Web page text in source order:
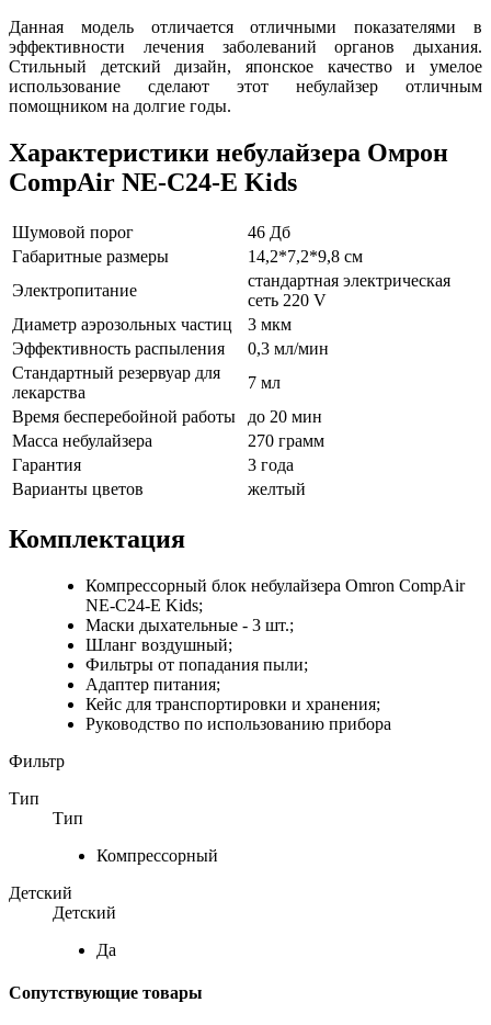
Данная модель отличается отличными показателями в
эффективности лечения заболеваний органов дыхания.
Стильный детский дизайн, японское качество и умелое
использование сделают этот небулайзер отличным
помощником на долгие годы.
Характеристики небулайзера Омрон
CompAir NE-C24-E Kids
Шумовой порог
46 Дб
Габаритные размеры
14,2*7,2*9,8 см
Электропитание
стандартная электрическая
сеть 220 V
Диаметр аэрозольных частиц
3 мкм
Эффективность распыления
0,3 мл/мин
Стандартный резервуар для
лекарства
7 мл
Время бесперебойной работы
до 20 мин
Масса небулайзера
270 грамм
Гарантия
3 года
Варианты цветов
желтый
Комплектация
Компрессорный блок небулайзера Omron CompAir
NE-C24-E Kids;
Маски дыхательные - 3 шт.;
Шланг воздушный;
Фильтры от попадания пыли;
Адаптер питания;
Кейс для транспортировки и хранения;
Руководство по использованию прибора
Фильтр
Тип
Тип
Компрессорный
Детский
Детский
Да
Сопутствующие товары